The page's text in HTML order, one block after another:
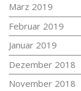
März 2019
Februar 2019
Januar 2019
Dezember 2018
November 2018